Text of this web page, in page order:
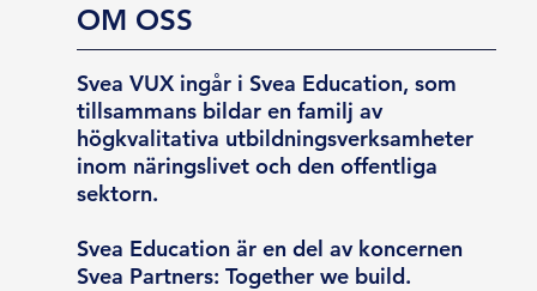
OM OSS
Svea VUX ingår i Svea Education, som
tillsammans bildar en familj av
högkvalitativa utbildningsverksamheter
inom näringslivet och den offentliga
sektorn.
Svea Education är en del av koncernen
Svea Partners: Together we build.